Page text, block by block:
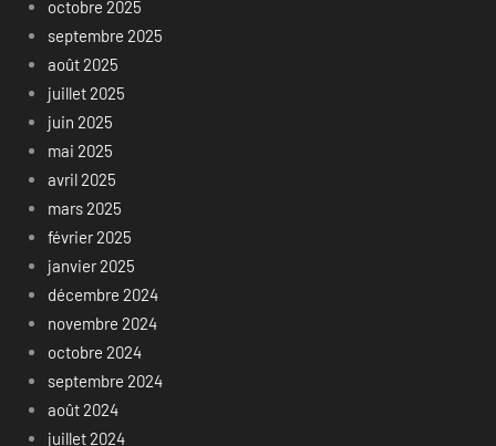
octobre 2025
septembre 2025
août 2025
juillet 2025
juin 2025
mai 2025
avril 2025
mars 2025
février 2025
janvier 2025
décembre 2024
novembre 2024
octobre 2024
septembre 2024
août 2024
juillet 2024